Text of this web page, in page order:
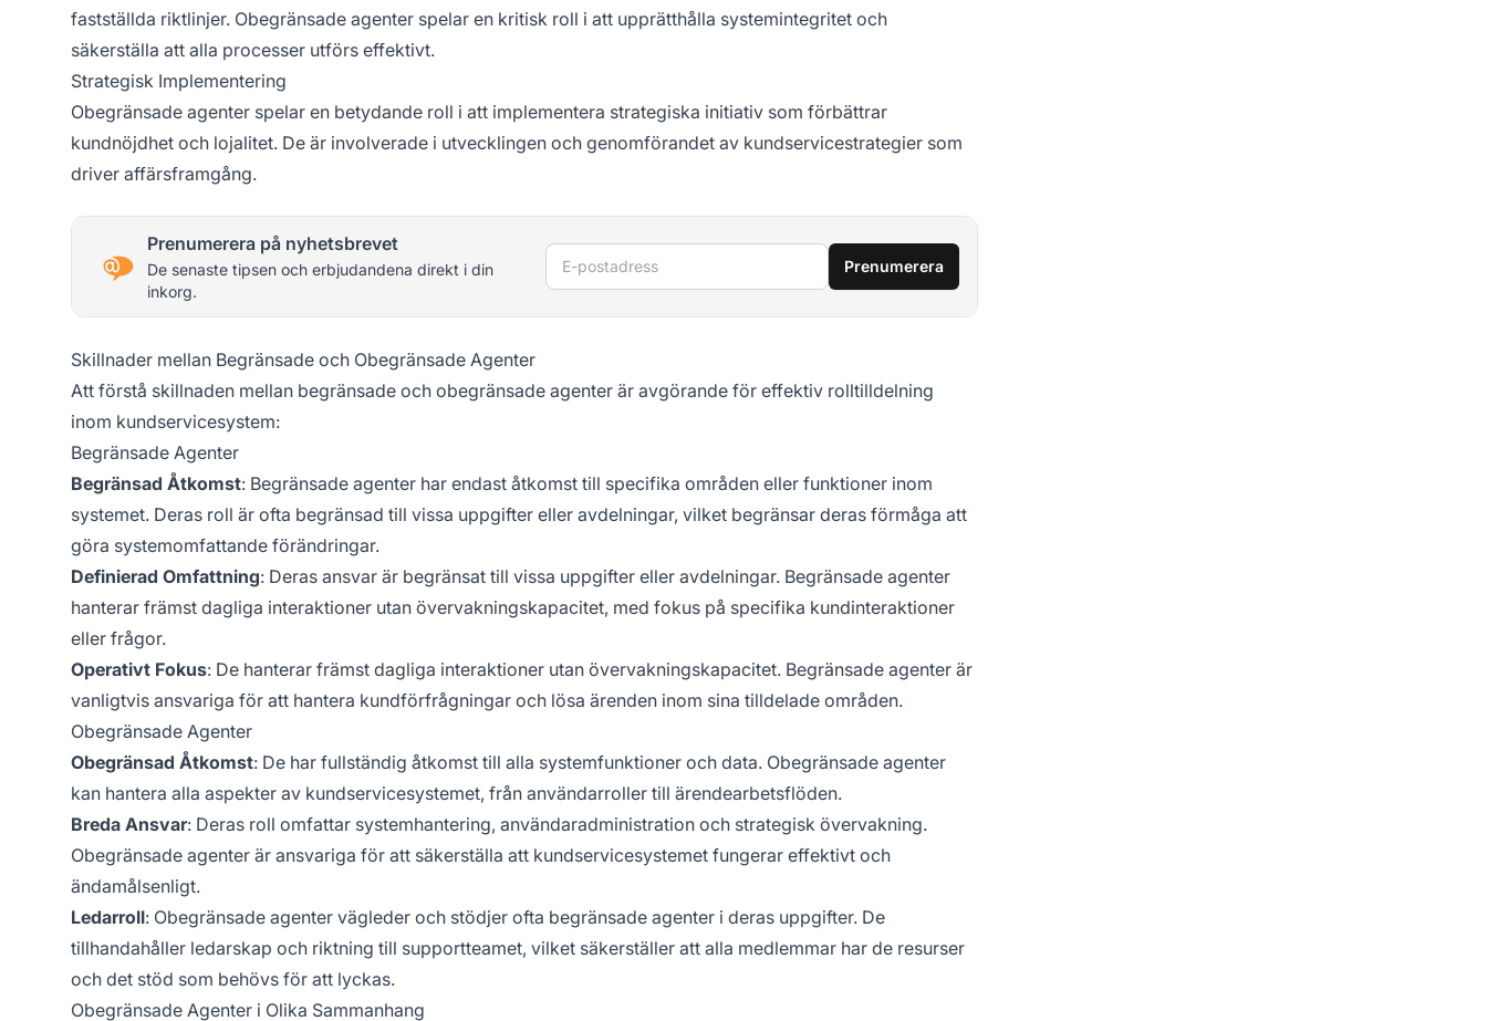
fastställda riktlinjer. Obegränsade agenter spelar en kritisk roll i att upprätthålla systemintegritet och
säkerställa att alla processer utförs effektivt.
Strategisk Implementering
Obegränsade agenter spelar en betydande roll i att implementera strategiska initiativ som förbättrar
kundnöjdhet och lojalitet. De är involverade i utvecklingen och genomförandet av kundservicestrategier som
driver affärsframgång.
Prenumerera på nyhetsbrevet
De senaste tipsen och erbjudandena direkt i din
inkorg.
E-postadress Prenumerera
Skillnader mellan Begränsade och Obegränsade Agenter
Att förstå skillnaden mellan begränsade och obegränsade agenter är avgörande för effektiv rolltilldelning
inom kundservicesystem:
Begränsade Agenter
Begränsad Åtkomst: Begränsade agenter har endast åtkomst till specifika områden eller funktioner inom
systemet. Deras roll är ofta begränsad till vissa uppgifter eller avdelningar, vilket begränsar deras förmåga att
göra systemomfattande förändringar.
Definierad Omfattning: Deras ansvar är begränsat till vissa uppgifter eller avdelningar. Begränsade agenter
hanterar främst dagliga interaktioner utan övervakningskapacitet, med fokus på specifika kundinteraktioner
eller frågor.
Operativt Fokus: De hanterar främst dagliga interaktioner utan övervakningskapacitet. Begränsade agenter är
vanligtvis ansvariga för att hantera kundförfrågningar och lösa ärenden inom sina tilldelade områden.
Obegränsade Agenter
Obegränsad Åtkomst: De har fullständig åtkomst till alla systemfunktioner och data. Obegränsade agenter
kan hantera alla aspekter av kundservicesystemet, från användarroller till ärendearbetsflöden.
Breda Ansvar: Deras roll omfattar systemhantering, användaradministration och strategisk övervakning.
Obegränsade agenter är ansvariga för att säkerställa att kundservicesystemet fungerar effektivt och
ändamålsenligt.
Ledarroll: Obegränsade agenter vägleder och stödjer ofta begränsade agenter i deras uppgifter. De
tillhandahåller ledarskap och riktning till supportteamet, vilket säkerställer att alla medlemmar har de resurser
och det stöd som behövs för att lyckas.
Obegränsade Agenter i Olika Sammanhang